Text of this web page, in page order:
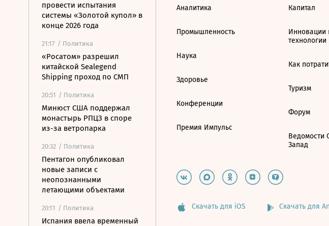
провести испытания
системы «Золотой купол» в
конце 2026 года
21:17 / Политика
«Росатом» разрешил
китайской Sealegend
Shipping проход по СМП
20:51 / Политика
Минюст США поддержал
монастырь РПЦЗ в споре
из-за ветропарка
20:32 / Политика
Пентагон опубликовал
новые записи с
неопознанными
летающими объектами
20:11 / Политика
Испания ввела временный
Аналитика
Промышленность
Наука
Здоровье
Конференции
Премия Импульс
Капитал
Инновации
технологии
Как
Туризм
Форум
Ведомости
Запад
Скачать для iOS Скачать для